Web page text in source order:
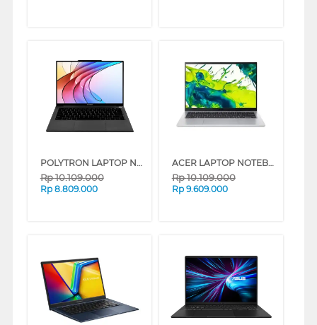
POLYTRON LAPTOP NOTEBOOK LUXIA 14M2I5AG65H INTEL CORE I5-1215U
Rp10.109.000
Rp 8.809.000
ACER LAPTOP NOTEBOOK ASPIRE GO 14 AG14-72P-591X INTEL CORE 5-120U
Rp10.109.000
Rp 9.609.000